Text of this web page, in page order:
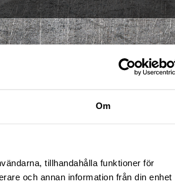
Om
tillhandahålla funktioner för
och annan information från din enhet